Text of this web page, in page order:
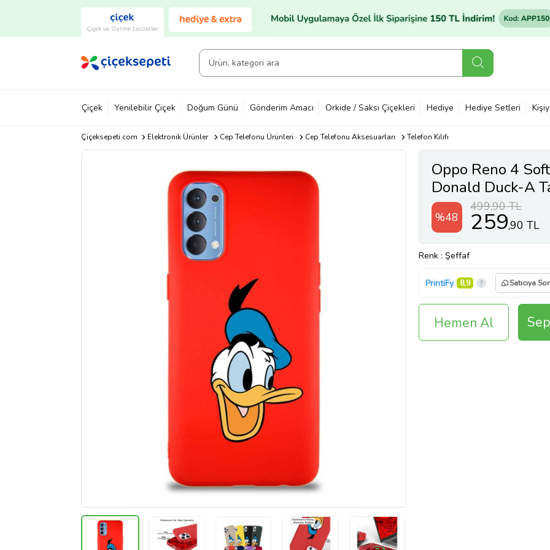
Çiçek ve Gurme Lezzetler
Çiçek Yenilebilir Çiçek Doğum Günü Gönderim Amacı Orkide / Saksı Çiçekleri Hediye Hediye Setleri
Çiçeksepeti.com Elektronik Ürünler Cep Telefonu Ürünleri Cep Telefonu Aksesuarları Telefon Kılıfı
Oppo Reno 4
Donald Duck-A
Kırmızı (Şeffaf)
%48
499,90 TL
259,90 TL
Renk : Şeffaf
PrintiFy 8,9 Satıcıya Sor
Hemen Al